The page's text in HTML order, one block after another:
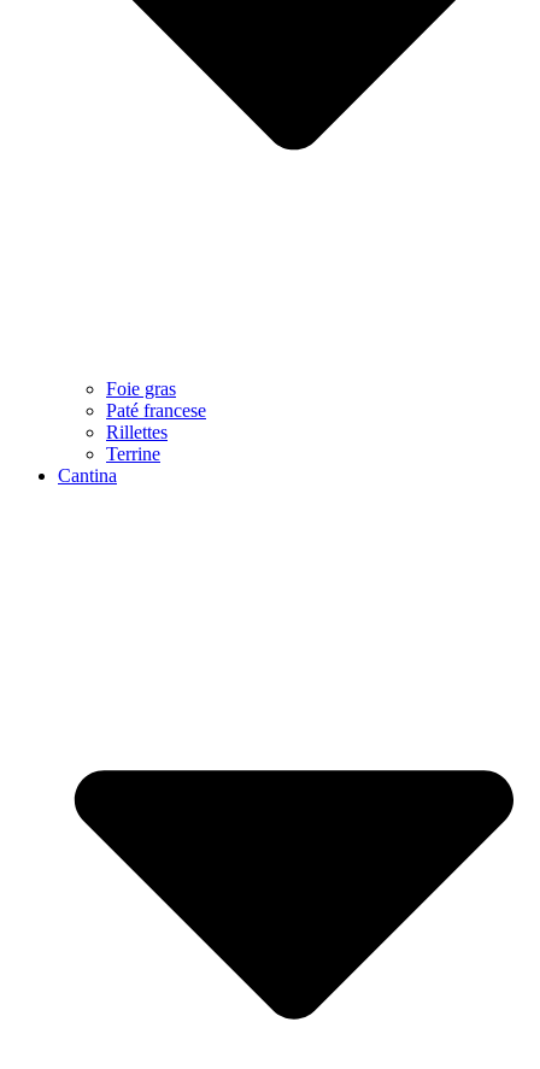
Foie gras
Paté francese
Rillettes
Terrine
Cantina